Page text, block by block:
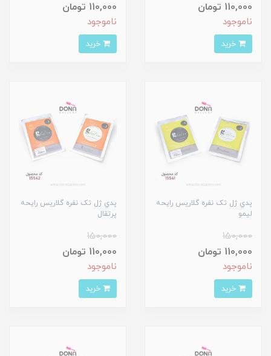
110,000 تومان
ناموجود
110,000 تومان
ناموجود
پدي ژل تک نفره گلاريس رايحه
ليمو
150,000
110,000 تومان
ناموجود
پدي ژل تک نفره گلاريس رايحه
پرتقال
150,000
110,000 تومان
ناموجود